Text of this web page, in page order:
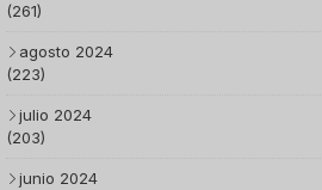
(261)
agosto 2024
(223)
julio 2024
(203)
junio 2024